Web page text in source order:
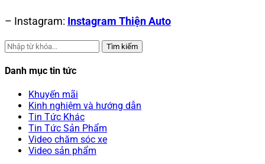
– Instagram: Instagram Thiện Auto
Tìm kiếm
Danh mục tin tức
Khuyến mãi
Kinh nghiệm và hướng dẫn
Tin Tức Khác
Tin Tức Sản Phẩm
Video chăm sóc xe
Video sản phẩm